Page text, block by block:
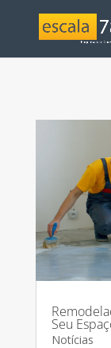
Seu
Notícias